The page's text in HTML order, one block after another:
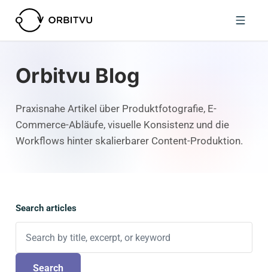
Orbitvu Blog
Praxisnahe Artikel über Produktfotografie, E-
Commerce-Abläufe, visuelle Konsistenz und die
Workflows hinter skalierbarer Content-Produktion.
Search articles
Search